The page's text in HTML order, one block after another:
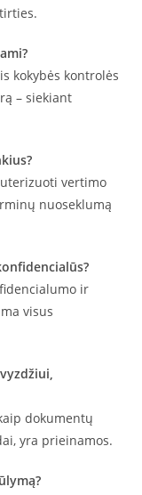
kokybės kontrolės
– siekiant
vertimo
nuoseklumą
ir
visus
dokumentų
yra prieinamos.